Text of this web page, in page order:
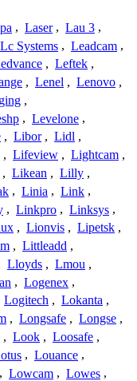
, Laser , Lau 3 ,
Lc Systems , Leadcam ,
, Leftek ,
, Lenel , Lenovo ,
,
, Levelone ,
, Libor , Lidl ,
, Lifeview , Lightcam ,
, Likean , Lilly ,
, Linia , Link ,
, Linkpro , Linksys ,
, Lionvis , Lipetsk ,
, Littleadd ,
Lloyds , Lmou ,
, Logenex ,
Logitech , Lokanta ,
, Longsafe , Longse ,
, Look , Loosafe ,
, Louance ,
, Lowcam , Lowes ,